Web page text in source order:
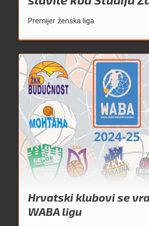
Premijer ženska liga
Hrvatski klubovi se
WABA ligu